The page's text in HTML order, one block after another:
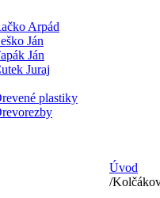
Arpád
Ján
Ján
Juraj
plastiky
Úvod
/